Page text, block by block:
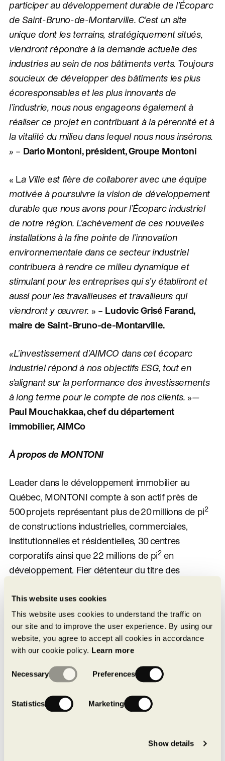
This website uses cookies
This website uses cookies to understand the traffic on
our site and to improve the user experience. By using our
website, you agree to accept all cookies in accordance
with our cookie policy. Learn more
Selection
Necessary Preferences
Statistics Marketing
Show details
participer au développement durable de l’Écoparc
de Saint-Bruno-de-Montarville. C’est un site
unique dont les terrains, stratégiquement situés,
viendront répondre à la demande actuelle des
industries au sein de nos bâtiments verts. Toujours
soucieux de développer des bâtiments les plus
écoresponsables et les plus innovants de
l’industrie, nous nous engageons également à
réaliser ce projet en contribuant à la pérennité et à
la vitalité du milieu dans lequel nous nous insérons.
» – Dario Montoni, président, Groupe Montoni
« L a Ville est fière de collaborer avec une équipe
motivée à poursuivre la vision de développement
durable que nous avons pour l’Écoparc industriel
de notre région. L’achèvement de ces nouvelles
installations à la fine pointe de l’innovation
environnementale dans ce secteur industriel
contribuera à rendre ce milieu dynamique et
stimulant pour les entreprises qui s’y établiront et
aussi pour les travailleuses et travailleurs qui
viendront y œuvrer. » – Ludovic Grisé Farand,
maire de Saint-Bruno-de-Montarville.
«L'investissement d'AIMCO dans cet écoparc
industriel répond à nos objectifs ESG, tout en
s'alignant sur la performance des investissements
à long terme pour le compte de nos clients. »—
Paul Mouchakkaa, chef du département
immobilier, AIMCo
À propos de MONTONI
Leader dans le développement immobilier au
Québec, MONTONI compte à son actif près de
500 projets représentant plus de 20 millions de pi2
de constructions industrielles, commerciales,
institutionnelles et résidentielles, 30 centres
corporatifs ainsi que 22 millions de pi2en
développement. Fier détenteur du titre des
20 ans, le Groupe Montoni a réussi à se tailler une
place de choix grâce à son portefeuille de terrains
d’envergure dans la région métropolitaine.
L’entreprise se démarque par l’offre d’une gamme
complète de services couvrant la promotion, la
construction – de l’excavation au design intérieur –
et la gestion immobilière. Membre agréé LEED du
Conseil du bâtiment durable du Canada, MONTONI
mise sur la construction d’un patrimoine durable
de bâtiments